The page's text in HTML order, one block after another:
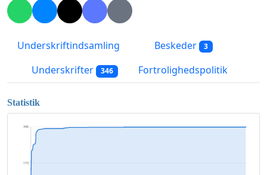
Underskriftindsamling Beskeder 3
Underskrifter 346 Fortrolighedspolitik
Statistik
173
346